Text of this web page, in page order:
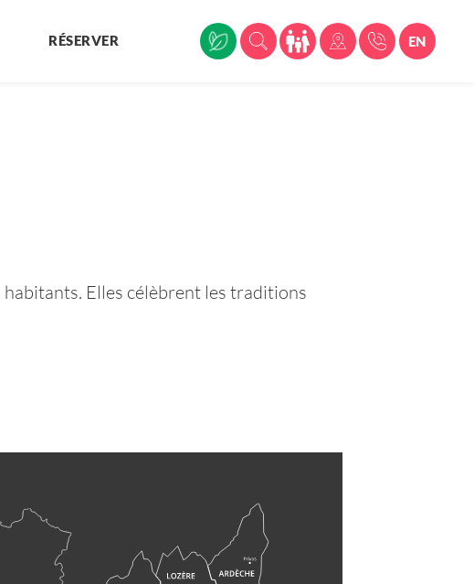
RÉSERVER EN
habitants. Elles célèbrent les traditions